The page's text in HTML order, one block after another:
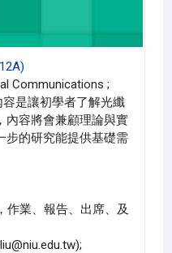
Communications ;
是讓初學者了解光纖
內容將會兼顧理論與實
步的研究能提供基礎需
作業、報告、出席、及